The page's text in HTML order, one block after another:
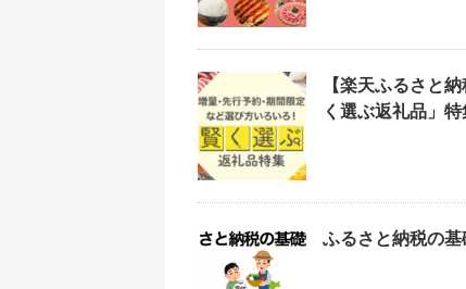
【楽天ふるさと
く選ぶ返礼品」特
ふるさと納税の